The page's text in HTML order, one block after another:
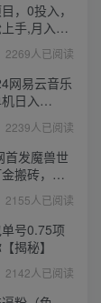
，0投入，
手,月入
2269人已阅读
网易云音乐
日入
2239人已阅读
首发魔兽世
搬砖，日
操作，保
2155人已阅读
号0.75项
揭秘】
2142人已阅读